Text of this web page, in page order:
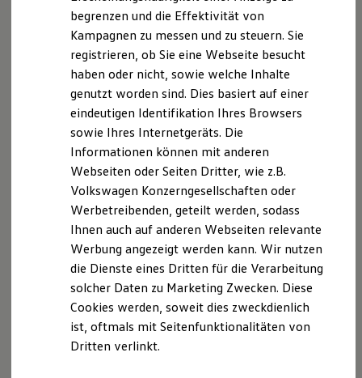
Schnittstellen zu Ihrem ID.
Hybridautos
Marke und Erlebnis
Volkswagen R und R Experience
R-Modelle
R Experience
Driving Experience
Volkswagen entdecken
Werkbesichtigung
Lifestyle Shop
T-Roc Kollektion
Golf Kollektion
ID. Kollektion
Volkswagen Kollektion
R-Kollektion
GTI Kollektion
Fußball Drop
we drive football
#wedriveproud
Besitzer und Service
Software Updates
Service und Ersatzteile
Datenschutzerklärung
A. Verantwortlicher
Wir freuen uns, dass Sie unsere Webseite der
Autohaus Denzel GmbH, Am Würfelweg 1-17, 35288
Wohratal,info@autohaus-denzel.debesuchen. Im
Folgenden informieren wir Sie über die Verarbeitung
Ihrer personenbezogenen Daten durch uns im
Zusammenhang mit Ihrem Besuch unserer Webseite.
B. Verarbeitung Ihrer personenbezogenen Daten
Unsere Webseite bietet Ihnen verschiedene
Angebote, die wir Ihnen in Bezug auf dabei durch uns
verarbeitete personenbezogene Daten im Folgenden
näher erläutern möchten. Bei der Datenverarbeitung
begrenzen und die Effektivität von
Kampagnen zu messen und zu steuern. Sie
registrieren, ob Sie eine Webseite besucht
haben oder nicht, sowie welche Inhalte
genutzt worden sind. Dies basiert auf einer
eindeutigen Identifikation Ihres Browsers
sowie Ihres Internetgeräts. Die
Informationen können mit anderen
Webseiten oder Seiten Dritter, wie z.B.
Volkswagen Konzerngesellschaften oder
Werbetreibenden, geteilt werden, sodass
Ihnen auch auf anderen Webseiten relevante
Werbung angezeigt werden kann. Wir nutzen
die Dienste eines Dritten für die Verarbeitung
solcher Daten zu Marketing Zwecken. Diese
Cookies werden, soweit dies zweckdienlich
ist, oftmals mit Seitenfunktionalitäten von
Dritten verlinkt.